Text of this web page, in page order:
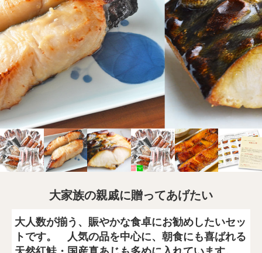
大家族の親戚に贈ってあげたい
大人数が揃う、賑やかな食卓にお勧めしたいセッ
トです。 人気の品を中心に、朝食にも喜ばれる